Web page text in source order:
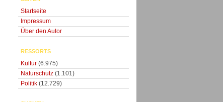
Startseite
Impressum
Über den Autor
RESSORTS
Kultur (6.975)
Naturschutz (1.101)
Politik (12.729)